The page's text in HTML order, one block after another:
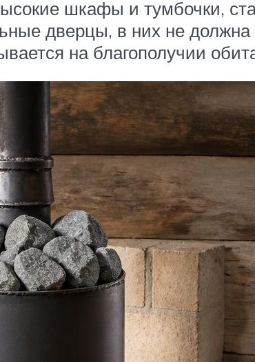
шкафы и тумбочки,
дверцы, в них не должна
на благополучии